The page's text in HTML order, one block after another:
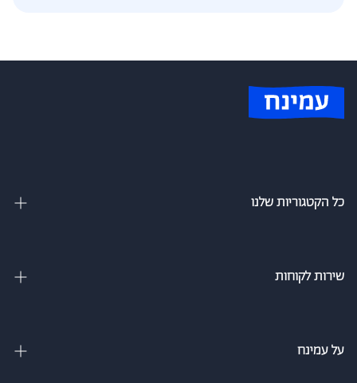
כל הקטגוריות שלנו
מיטה וחצי
שירות לקוחות
מדיניות משלוחים
על עמינח